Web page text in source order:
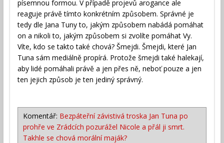
písemnou formou. V případě projevů arogance ale
reaguje právě tímto konkrétním způsobem. Správné je
tedy dle Jana Tuny to, jakým způsobem nabádá pomáhat
on a nikoli to, jakým způsobem si zvolíte pomáhat Vy.
Víte, kdo se takto také chová? Šmejdi. Šmejdi, které Jan
Tuna sám mediálně propírá. Protože šmejdi také halekají,
aby lidé pomáhali právě a jen přes ně, neboť pouze a jen
ten jejich způsob je ten jediný správný.
Komentář: Bezpáteřní závistivá troska Jan Tuna po
prohře ve Zrádcích pozurážel Nicole a přál ji smrt.
Takhle se chová morální maják?